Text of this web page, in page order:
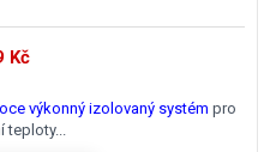
Kč
výkonný izolovaný systém pro
teploty...